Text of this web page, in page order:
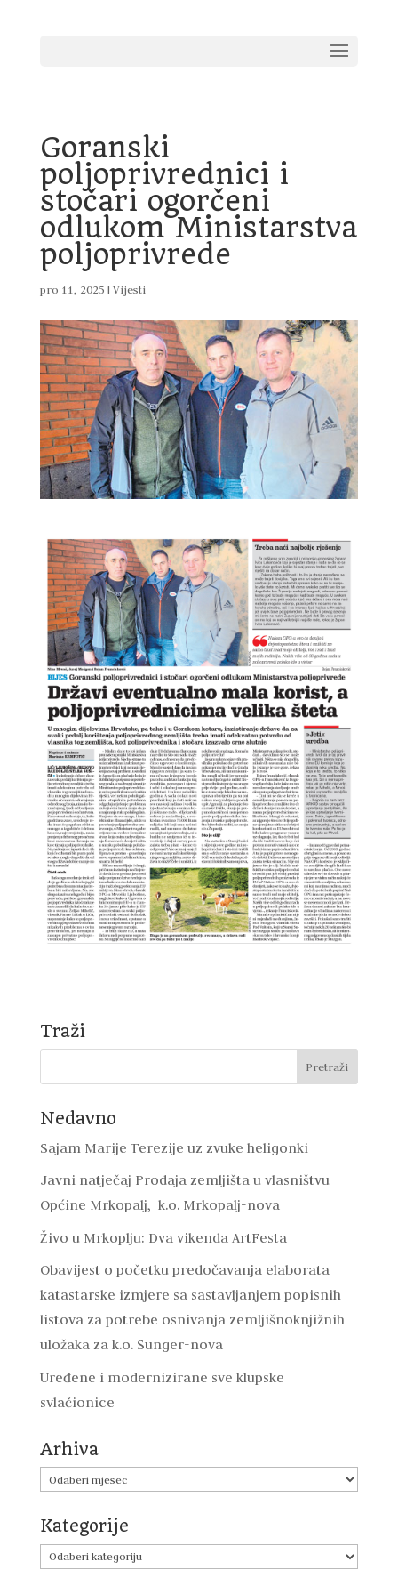
Goranski
poljoprivrednici i
stočari ogorčeni
odlukom Ministarstva
poljoprivrede
pro 11, 2025 | Vijesti
Traži
Nedavno
Sajam Marije Terezije uz zvuke heligonki
Javni natječaj Prodaja zemljišta u vlasništvu
Općine Mrkopalj, k.o. Mrkopalj-nova
Živo u Mrkoplju: Dva vikenda ArtFesta
Obavijest o početku predočavanja elaborata
katastarske izmjere sa sastavljanjem popisnih
listova za potrebe osnivanja zemljišnoknjižnih
uložaka za k.o. Sunger-nova
Uređene i modernizirane sve klupske
svlačionice
Arhiva
Arhiva
Kategorije
Kategorije